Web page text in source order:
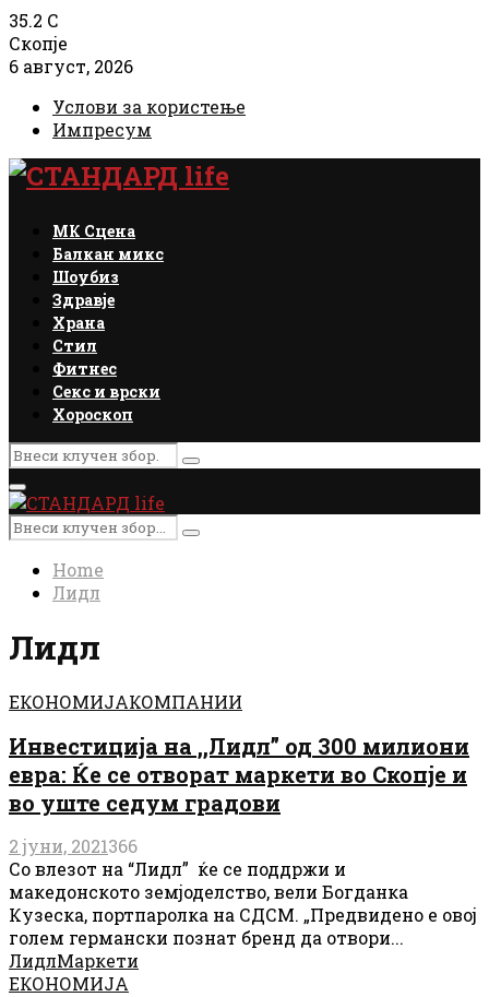
35.2 C
Скопје
6 август, 2026
Услови за користење
Импресум
Facebook
Instagram
Email
Rss
МК Сцена
Балкан микс
Шоубиз
Здравје
Храна
Стил
Фитнес
Секс и врски
Хороскоп
Search
for:
Search
Primary
Menu
Search
for:
Search
Home
Лидл
Лидл
ЕКОНОМИЈАКОМПАНИИ
Инвестиција на ,,Лидл” од 300 милиони
евра: Ќе се отворат маркети во Скопје и
во уште седум градови
2 јуни, 2021366
Со влезот на “Лидл” ќе се поддржи и
македонското земјоделство, вели Богданка
Кузеска, портпаролка на СДСМ. „Предвидено е овој
голем германски познат бренд да отвори...
ЛидлМаркети
ЕКОНОМИЈА